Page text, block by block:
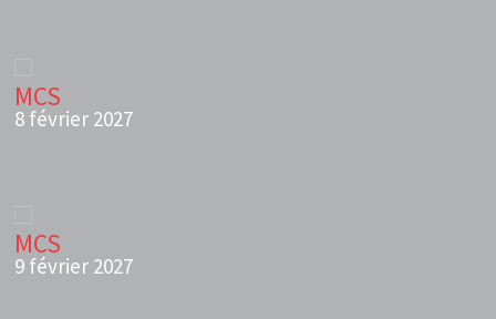
MCS
8 février 2027
MCS
9 février 2027